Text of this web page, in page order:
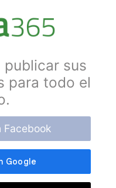
publicar sus
para todo el
Facebook